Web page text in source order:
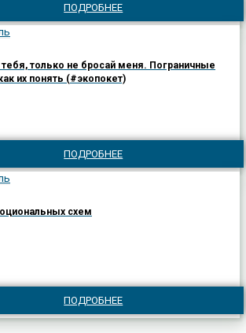
ПОДРОБНЕЕ
только не бросай меня. Пограничные
личности и как их понять (#экопокет)
ПОДРОБНЕЕ
схем
ПОДРОБНЕЕ